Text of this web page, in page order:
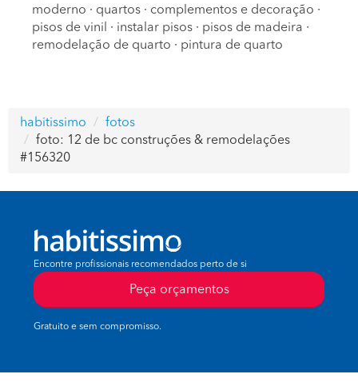
moderno · quartos · complementos e decoração ·
pisos de vinil
· instalar pisos · pisos de madeira ·
remodelação de quarto · pintura de quarto
habitissimo
fotos
foto: 12 de bc construções & remodelações
#156320
Encontre profissionais recomendados perto de si
Peça orçamentos
Gratuito e sem compromisso.